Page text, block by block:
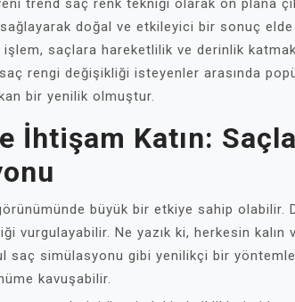
trend saç renk tekniği olarak ön plana
doğal ve etkileyici bir sonuç
saçlara hareketlilik ve derinlik
rengi değişikliği isteyenler arasında
bir yenilik olmuştur.
İhtişam Katın:
büyük bir etkiye sahip olabilir.
vurgulayabilir. Ne yazık ki, herkesin
saç simülasyonu gibi yenilikçi bir
kavuşabilir.